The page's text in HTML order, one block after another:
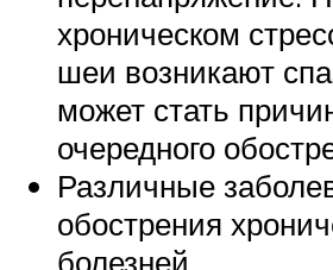
хроническом
шеи возникают
может стать
очередного
Различные
обострения
болезней.